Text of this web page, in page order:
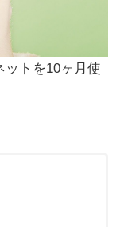
ットを10ヶ月使